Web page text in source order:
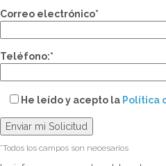
Correo electrónico*
Teléfono:*
He leído y acepto la Política
*Todos los campos son necesarios